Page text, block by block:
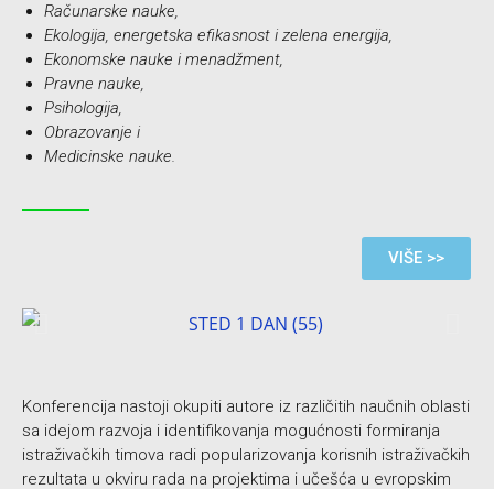
Računarske nauke,
Ekologija, energetska efikasnost i zelena energija,
Ekonomske nauke i menadžment,
Pravne nauke,
Psihologija,
Obrazovanje i
Medicinske nauke.
VIŠE >>
Konferencija nastoji okupiti autore iz različitih naučnih oblasti
sa idejom razvoja i identifikovanja mogućnosti formiranja
istraživačkih timova radi popularizovanja korisnih istraživačkih
rezultata u okviru rada na projektima i učešća u evropskim